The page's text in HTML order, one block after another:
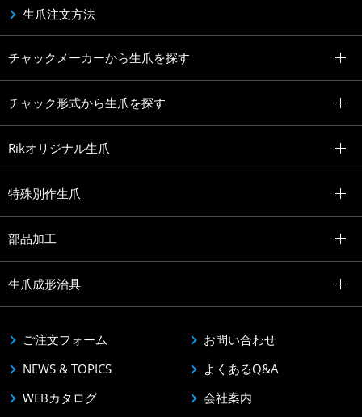
生爪注文方法
チャックメーカーから生爪を探す
チャック形式から生爪を探す
Rikオリジナル生爪
特殊別作生爪
部品加工
生爪成形治具
ご注文フォーム
お問い合わせ
NEWS & TOPICS
よくあるQ&A
WEBカタログ
会社案内